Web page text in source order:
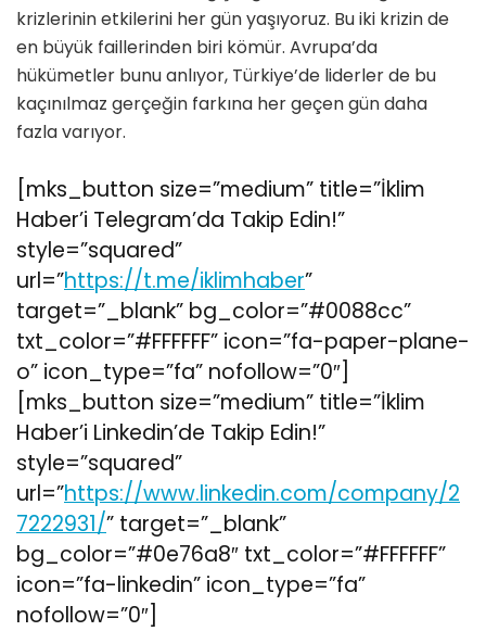
krizlerinin etkilerini her gün yaşıyoruz. Bu iki krizin de
en büyük faillerinden biri kömür. Avrupa’da
hükümetler bunu anlıyor, Türkiye’de liderler de bu
kaçınılmaz gerçeğin farkına her geçen gün daha
fazla varıyor.
[mks_button size=”medium” title=”İklim
Haber’i Telegram’da Takip Edin!”
style=”squared”
url=”https://t.me/iklimhaber”
target=”_blank” bg_color=”#0088cc”
txt_color=”#FFFFFF” icon=”fa-paper-plane-
o” icon_type=”fa” nofollow=”0″]
[mks_button size=”medium” title=”İklim
Haber’i Linkedin’de Takip Edin!”
style=”squared”
url=”https://www.linkedin.com/company/2
7222931/” target=”_blank”
bg_color=”#0e76a8″ txt_color=”#FFFFFF”
icon=”fa-linkedin” icon_type=”fa”
nofollow=”0″]